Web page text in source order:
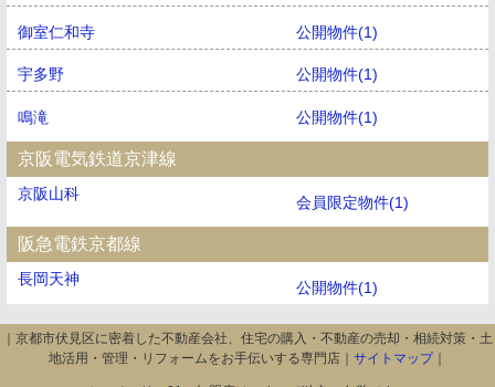
御室仁和寺 公開物件(1)
宇多野 公開物件(1)
鳴滝 公開物件(1)
京阪電気鉄道京津線
京阪山科 会員限定物件(1)
阪急電鉄京都線
長岡天神 公開物件(1)
｜京都市伏見区に密着した不動産会社、住宅の購入・不動産の売却・相続対策・土
地活用・管理・リフォームをお手伝いする専門店｜ サイトマップ｜